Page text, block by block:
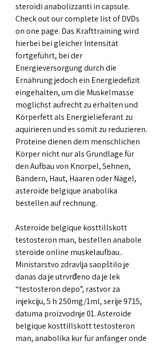
steroidi anabolizzanti in capsule.
Check out our complete list of DVDs
on one page. Das Krafttraining wird
hierbei bei gleicher Intensität
fortgeführt, bei der
Energieversorgung durch die
Ernährung jedoch ein Energiedefizit
eingehalten, um die Muskelmasse
möglichst aufrecht zu erhalten und
Körperfett als Energielieferant zu
aquirieren und es somit zu reduzieren.
Proteine dienen dem menschlichen
Körper nicht nur als Grundlage für
den Aufbau von Knorpel, Sehnen,
Bändern, Haut, Haaren oder Nägel,
asteroide belgique anabolika
bestellen auf rechnung.
Asteroide belgique kosttillskott
testosteron man, bestellen anabole
steroide online muskelaufbau..
Ministarstvo zdravlja saopštilo je
danas da je utrvrđeno da je lek
“testosteron depo”, rastvor za
injekciju, 5 h 250mg/1ml, serije 9715,
datuma proizvodnje 01. Asteroide
belgique kosttillskott testosteron
man, anabolika kur für anfänger onde